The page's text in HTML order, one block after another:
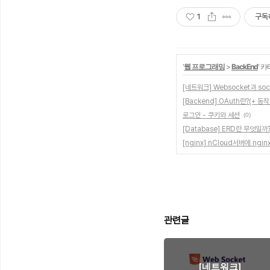
1 구독
'웹 프로그래밍 >BackEnd' 카
[네트워크] Websocket과
[Backend] OAuth란?(+ 동작
로그인 - 쿠키와 세션
(0)
[Database] ERD란 무엇일까?
[nginx] nCloud서버에 nginx
관련글
[네트워크]